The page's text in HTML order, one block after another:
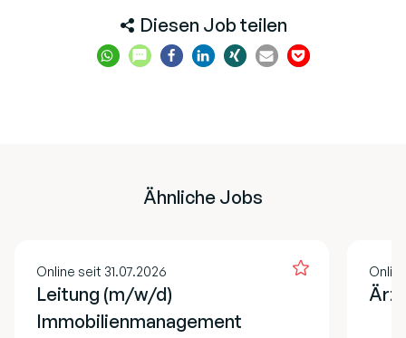
Diesen Job teilen
Ähnliche Jobs
Online seit 31.07.2026
Leitung (m/w/d)
Immobilienmanagement